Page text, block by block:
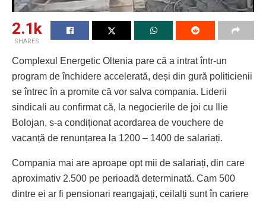
2.1k
SHARES
Complexul Energetic Oltenia pare că a intrat într-un
program de închidere accelerată, deși din gură politicienii
se întrec în a promite că vor salva compania. Liderii
sindicali au confirmat că, la negocierile de joi cu Ilie
Bolojan, s-a condiționat acordarea de vouchere de
vacanță de renunțarea la 1200 – 1400 de salariați.
Compania mai are aproape opt mii de salariați, din care
aproximativ 2.500 pe perioadă determinată. Cam 500
dintre ei ar fi pensionari reangajați, ceilalți sunt în cariere